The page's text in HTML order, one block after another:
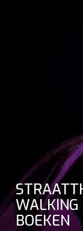
WALKING
BOEKEN